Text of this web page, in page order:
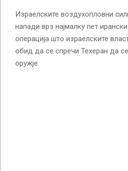
Израелските воздухопловни
напади врз најмалку пет
операција што израелските
обид да се спречи Техеран да
оружје.